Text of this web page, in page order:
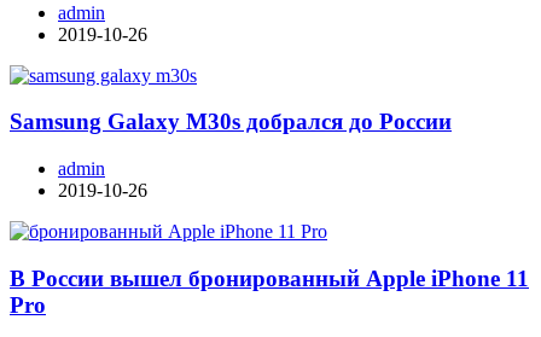
admin
2019-10-26
Samsung Galaxy M30s добрался до России
admin
2019-10-26
В России вышел бронированный Apple iPhone 11
Pro